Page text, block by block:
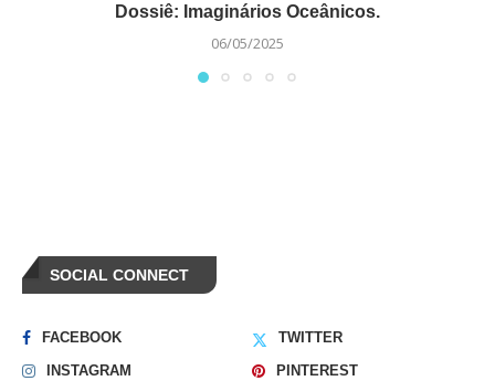
Dossiê: Imaginários Oceânicos.
06/05/2025
SOCIAL CONNECT
FACEBOOK
TWITTER
INSTAGRAM
PINTEREST